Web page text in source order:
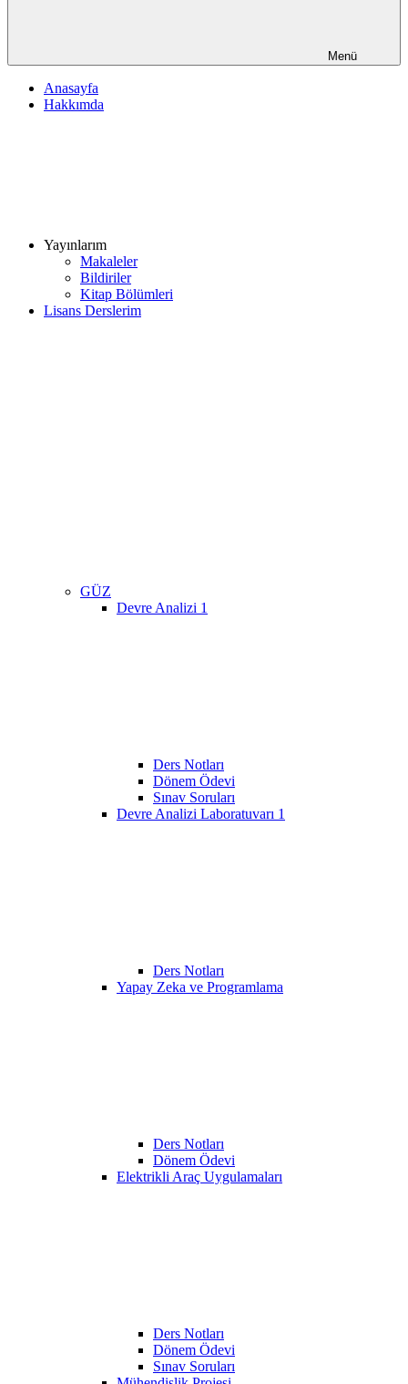
Menü
Anasayfa
Hakkımda
Yayınlarım
Makaleler
Bildiriler
Kitap Bölümleri
Lisans Derslerim
GÜZ
Devre Analizi 1
Ders Notları
Dönem Ödevi
Sınav Soruları
Devre Analizi Laboratuvarı 1
Ders Notları
Yapay Zeka ve Programlama
Ders Notları
Dönem Ödevi
Elektrikli Araç Uygulamaları
Ders Notları
Dönem Ödevi
Sınav Soruları